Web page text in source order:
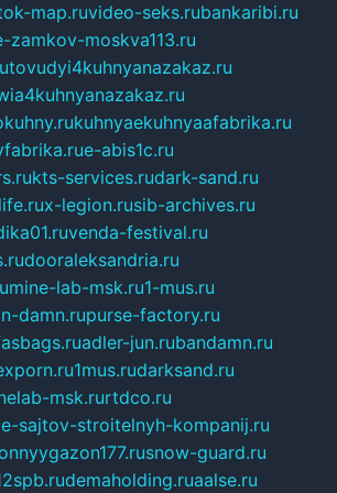
map.ruvideo-seks.rubankaribi.ru
zamkov-moskva113.ru
tovudyi4kuhnyanazakaz.ru
kuhnyaekuhnyaafabrika.ru
e-abis1c.ru
kts-services.rudark-sand.ru
x-legion.rusib-archives.ru
venda-festival.ru
dooraleksandria.ru
mine-lab-msk.ru1-mus.ru
damn.rupurse-factory.ru
adler-jun.rubandamn.ru
1mus.rudarksand.ru
msk.rurtdco.ru
sajtov-stroitelnyh-kompanij.ru
snow-guard.ru
demaholding.ruaalse.ru